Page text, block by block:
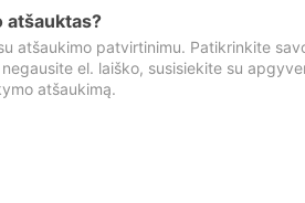
atšauktas?
atšaukimo patvirtinimu. Patikrinkite
el. laiško, susisiekite su
atšaukimą.